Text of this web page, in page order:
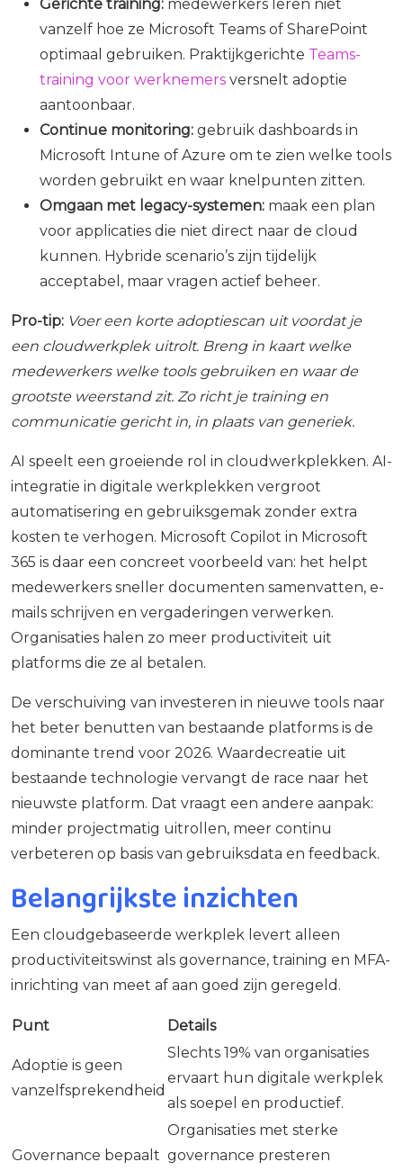
Gerichte training: medewerkers leren niet
vanzelf hoe ze Microsoft Teams of SharePoint
optimaal gebruiken. Praktijkgerichte Teams-
training voor werknemers versnelt adoptie
aantoonbaar.
Continue monitoring: gebruik dashboards in
Microsoft Intune of Azure om te zien welke tools
worden gebruikt en waar knelpunten zitten.
Omgaan met legacy-systemen: maak een plan
voor applicaties die niet direct naar de cloud
kunnen. Hybride scenario’s zijn tijdelijk
acceptabel, maar vragen actief beheer.
Pro-tip: Voer een korte adoptiescan uit voordat je
een cloudwerkplek uitrolt. Breng in kaart welke
medewerkers welke tools gebruiken en waar de
grootste weerstand zit. Zo richt je training en
communicatie gericht in, in plaats van generiek.
AI speelt een groeiende rol in cloudwerkplekken. AI-
integratie in digitale werkplekken vergroot
automatisering en gebruiksgemak zonder extra
kosten te verhogen. Microsoft Copilot in Microsoft
365 is daar een concreet voorbeeld van: het helpt
medewerkers sneller documenten samenvatten, e-
mails schrijven en vergaderingen verwerken.
Organisaties halen zo meer productiviteit uit
platforms die ze al betalen.
De verschuiving van investeren in nieuwe tools naar
het beter benutten van bestaande platforms is de
dominante trend voor 2026. Waardecreatie uit
bestaande technologie vervangt de race naar het
nieuwste platform. Dat vraagt een andere aanpak:
minder projectmatig uitrollen, meer continu
verbeteren op basis van gebruiksdata en feedback.
Belangrijkste inzichten
Een cloudgebaseerde werkplek levert alleen
productiviteitswinst als governance, training en MFA-
inrichting van meet af aan goed zijn geregeld.
Punt Details
Adoptie is geen
vanzelfsprekendheid
Slechts 19% van organisaties
ervaart hun digitale werkplek
als soepel en productief.
Governance bepaalt
Organisaties met sterke
governance presteren